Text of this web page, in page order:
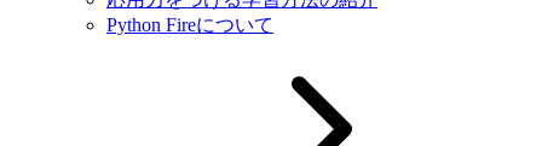
Python Fireについて